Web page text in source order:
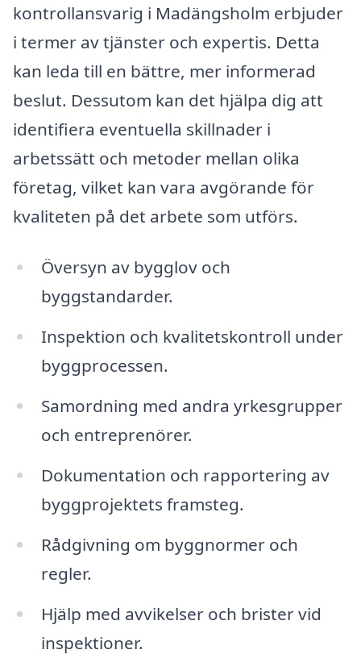
kontrollansvarig i Madängsholm erbjuder
i termer av tjänster och expertis. Detta
kan leda till en bättre, mer informerad
beslut. Dessutom kan det hjälpa dig att
identifiera eventuella skillnader i
arbetssätt och metoder mellan olika
företag, vilket kan vara avgörande för
kvaliteten på det arbete som utförs.
Översyn av bygglov och
byggstandarder.
Inspektion och kvalitetskontroll under
byggprocessen.
Samordning med andra yrkesgrupper
och entreprenörer.
Dokumentation och rapportering av
byggprojektets framsteg.
Rådgivning om byggnormer och
regler.
Hjälp med avvikelser och brister vid
inspektioner.